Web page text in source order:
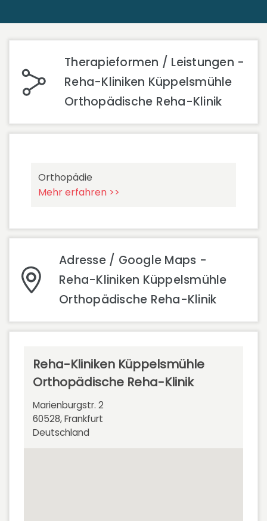
Therapieformen / Leistungen -
Reha-Kliniken Küppelsmühle
Orthopädische Reha-Klinik
Orthopädie
Mehr erfahren >>
Adresse / Google Maps -
Reha-Kliniken Küppelsmühle
Orthopädische Reha-Klinik
Reha-Kliniken Küppelsmühle
Orthopädische Reha-Klinik
Marienburgstr. 2
60528, Frankfurt
Deutschland